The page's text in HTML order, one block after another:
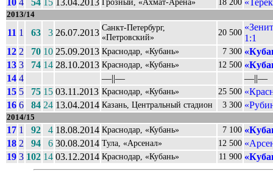
Грозный, «Ахмат-Арена» 18 200
2013/14
11 1 63 3 26.07.2013 Санкт-Петербург,
«Петровский»
20 500
1:1
12 2 70 10 25.09.2013 Краснодар, «Кубань» 7 300
13 3 74 14 28.10.2013 Краснодар, «Кубань» 12 500
14 4 ––||––
––||––
15 5 75 15 03.11.2013 Краснодар, «Кубань» 25 500
16 6 84 24 13.04.2014 Казань, Центральный стадион 3 300
2014/15
17 1 92 4 18.08.2014 Краснодар, «Кубань» 7 100
18 2 94 6 30.08.2014 Тула, «Арсенал» 12 500
19 3 102 14 03.12.2014 Краснодар, «Кубань» 11 900